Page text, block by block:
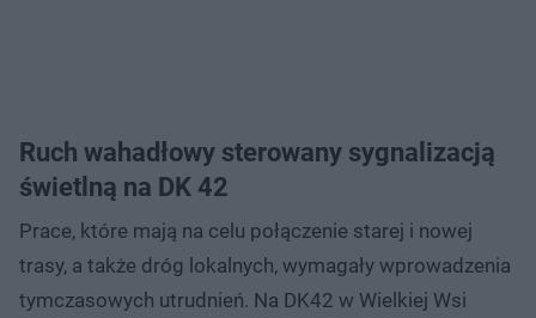
Ruch wahadłowy sterowany sygnalizacją
świetlną na DK 42
Prace, które mają na celu połączenie starej i nowej
trasy, a także dróg lokalnych, wymagały wprowadzenia
tymczasowych utrudnień. Na DK42 w Wielkiej Wsi